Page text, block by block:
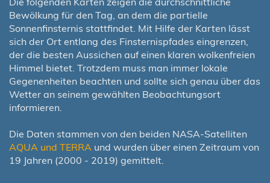
Bewölkung für den Tag, an dem die partielle
Sonnenfinsternis stattfindet. Mit Hilfe der Karten lässt
sich der Ort entlang des Finsternispfades eingrenzen,
der die besten Aussichen auf einen klaren wolkenfreien
Himmel bietet. Trotzdem muss man immer lokale
Gegenenheiten beachten und sollte sich genau über das
Wetter an seinem gewählten Beobachtungsort
informieren.
Die Daten stammen von den beiden NASA-Satelliten
AQUA und TERRA und wurden über einen Zeitraum von
19 Jahren (2000 - 2019) gemittelt.